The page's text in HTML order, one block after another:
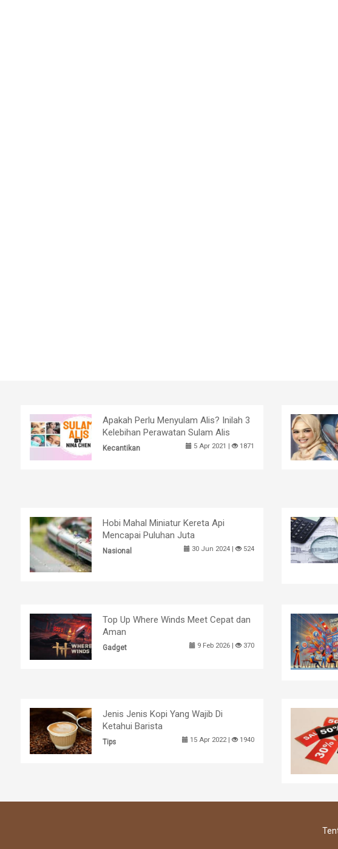
Apakah Perlu Menyulam Alis? Inilah 3
Kelebihan Perawatan Sulam Alis
Kecantikan 5 Apr 2021 | 1871
Hobi Mahal Miniatur Kereta Api
Mencapai Puluhan Juta
Nasional 30 Jun 2024 | 524
Top Up Where Winds Meet Cepat dan
Aman
Gadget 9 Feb 2026 | 370
Jenis Jenis Kopi Yang Wajib Di
Ketahui Barista
Tips 15 Apr 2022 | 1940